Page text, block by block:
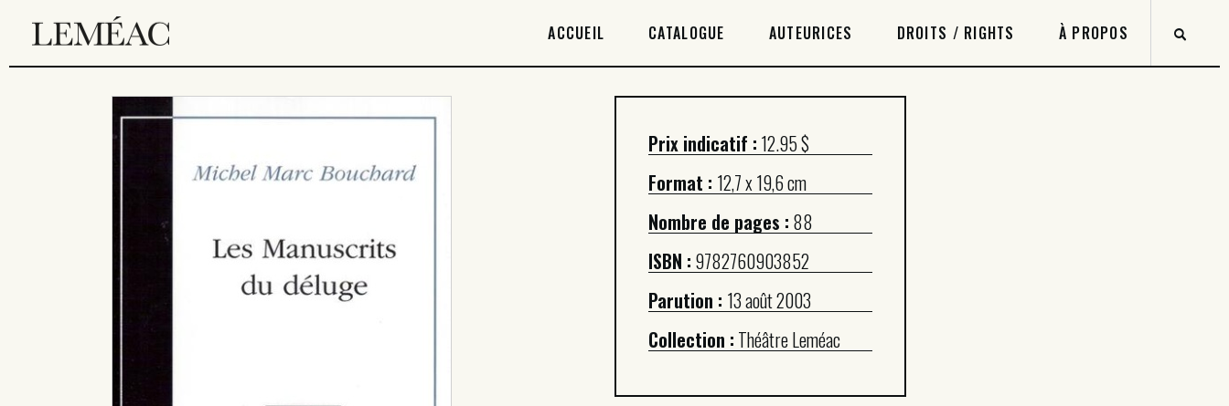
ACCUEIL CATALOGUE AUTEURICES DROITS / RIGHTS À PROPOS
CATALOGUE
AUTEURICES
DROITS / RIGHTS
Prix indicatif : 12.95 $
Format : 12,7 x 19,6 cm
Nombre de pages : 88
ISBN : 9782760903852
Parution : 13 août 2003
Collection : Théâtre Leméac